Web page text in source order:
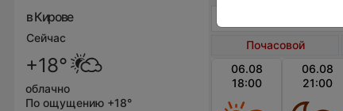
в Кирове
Сейчас
+18°
облачно
По ощущению +18°
Почасовой
06.08
18:00
06.08
21:00